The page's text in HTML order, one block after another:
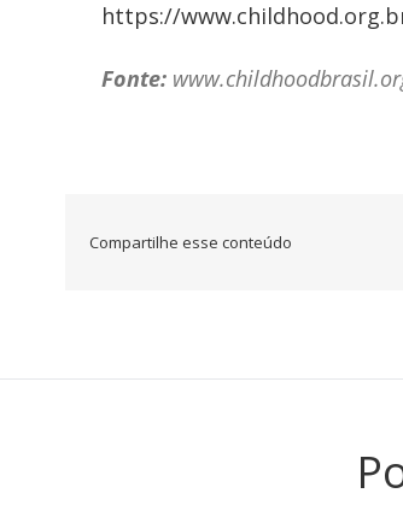
https://
Fonte:
Compartilhe esse conteúdo